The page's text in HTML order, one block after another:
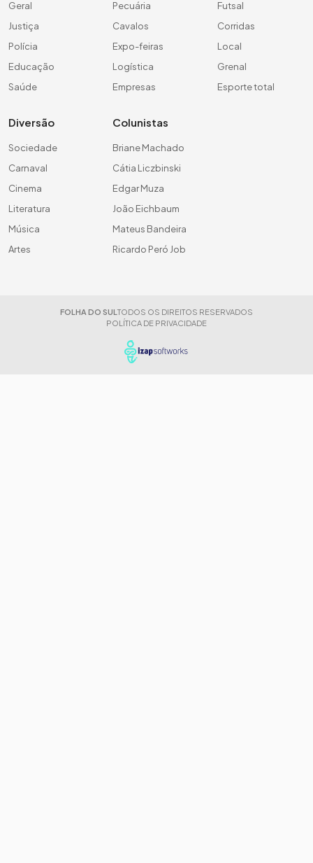
Geral
Justiça
Polícia
Educação
Saúde
Pecuária
Cavalos
Expo-feiras
Logística
Empresas
Futsal
Corridas
Local
Grenal
Esporte total
Diversão
Sociedade
Carnaval
Cinema
Literatura
Música
Artes
Colunistas
Briane Machado
Cátia Liczbinski
Edgar Muza
João Eichbaum
Mateus Bandeira
Ricardo Peró Job
FOLHA DO SUL TODOS OS DIREITOS RESERVADOS
POLÍTICA DE PRIVACIDADE